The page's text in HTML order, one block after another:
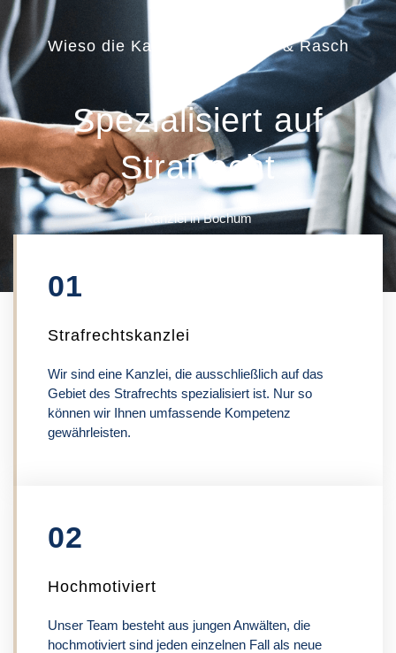
Wieso die Kanzlei Schumann & Rasch
Spezialisiert auf
Strafrecht
Kanzlei in Bochum
01
Strafrechtskanzlei
Wir sind eine Kanzlei, die ausschließlich auf das
Gebiet des Strafrechts spezialisiert ist. Nur so
können wir Ihnen umfassende Kompetenz
gewährleisten.
02
Hochmotiviert
Unser Team besteht aus jungen Anwälten, die
hochmotiviert sind jeden einzelnen Fall als neue